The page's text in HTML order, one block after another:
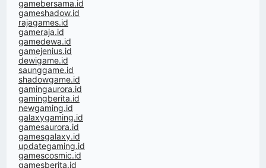
gamebersama.id
gameshadow.id
rajagames.id
gameraja.id
gamedewa.id
gamejenius.id
dewigame.id
saunggame.id
shadowgame.id
gamingaurora.id
gamingberita.id
newgaming.id
galaxygaming.id
gamesaurora.id
gamesgalaxy.id
updategaming.id
gamescosmic.id
gamesberita.id